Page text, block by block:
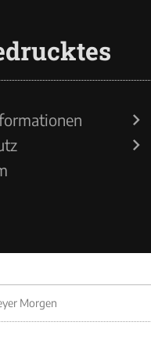
Morgen